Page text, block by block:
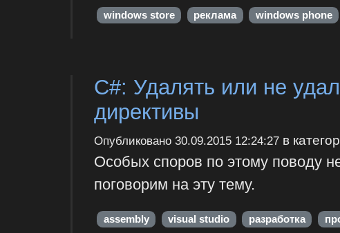
windows store реклама windows phone
C#: Удалять или не
директивы
Опубликовано 30.09.2015 12:24:27в
Особых споров по этому поводу
поговорим на эту тему.
assembly visual studio разработка